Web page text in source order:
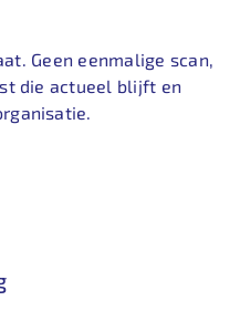
Geen eenmalige scan,
die actueel blijft en